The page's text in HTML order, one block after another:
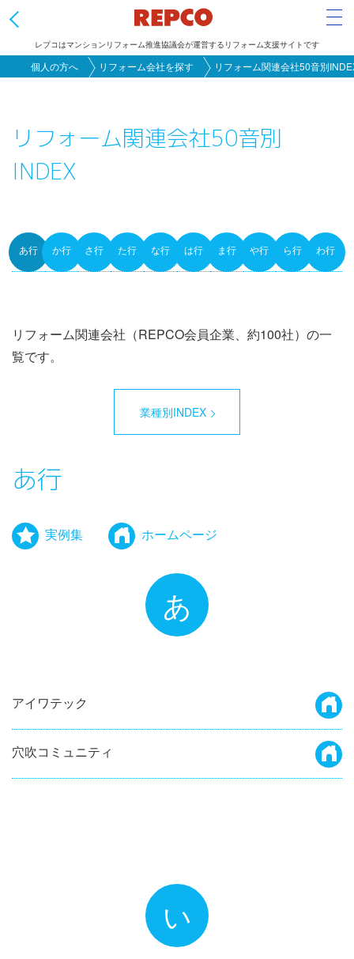
に
移
レプコはマンションリフォーム推進協議会が運営するリフォーム支援サイトです
個人の方へ リフォーム会社を探す リフォーム関連会社50音別
リフォーム関連会社50音別
INDEX
Primary
あ行 か行 さ行 た行 な行 は行 ま行 や行 ら行 わ行
リフォーム関連会社（REPCO会員企業、約100社）の一
覧です。
業種別INDEX
あ行
実例集 ホームページ
あ
アイワテック
穴吹コミュニティ
い